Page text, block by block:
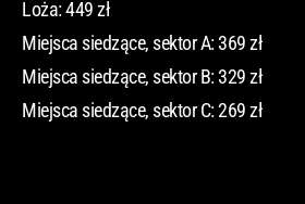
Loża: 449 zł
Miejsca siedzące, sektor A: 369 zł
Miejsca siedzące, sektor B: 329 zł
Miejsca siedzące, sektor C: 269 zł